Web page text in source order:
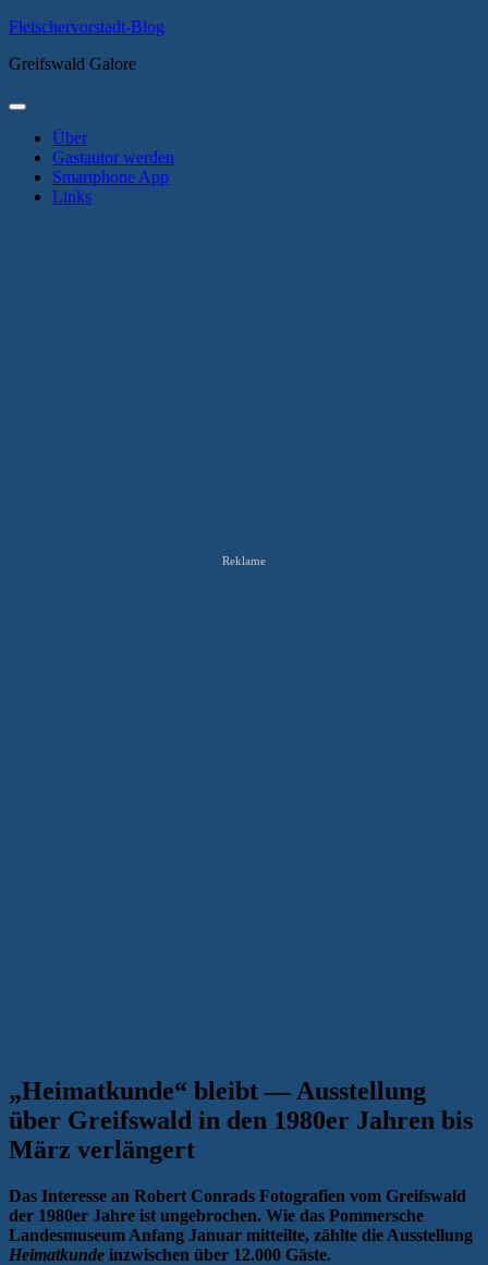
Zum
springen
Fleischervorstadt-Blog
Greifswald Galore
Primäres
Über
Gastautor werden
Smartphone App
Links
Reklame
„Heimatkunde“ bleibt — Ausstellung
über Greifswald in den 1980er Jahren bis
März verlängert
Das Interesse an Robert Conrads Fotografien vom Greifswald
der 1980er Jahre ist ungebrochen. Wie das Pommersche
Landesmuseum Anfang Januar mitteilte, zählte die Ausstellung
Heimatkunde inzwischen über 12.000 Gäste.